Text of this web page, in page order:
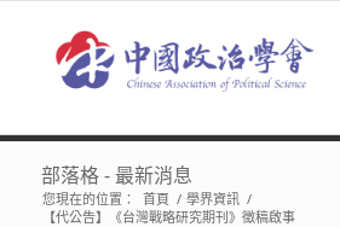
部落格 - 最新消息
您現在的位置： 首頁 / 學界資訊 /
【代公告】《台灣戰略研究期刊》徵稿啟事